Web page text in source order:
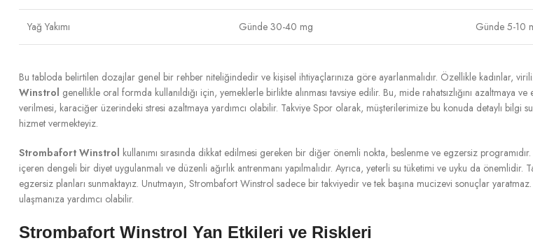
Yağ Yakımı Günde 30-40 mg Günde 5-10
Bu tabloda belirtilen dozajlar genel bir rehber niteliğindedir ve kişisel ihtiyaçlarınıza göre ayarlanmalıdır. Özellikle kadınlar,
Winstrol genellikle oral formda kullanıldığı için, yemeklerle birlikte alınması tavsiye edilir. Bu, mide rahatsızlığını azaltmaya
verilmesi, karaciğer üzerindeki stresi azaltmaya yardımcı olabilir. Takviye Spor olarak, müşterilerimize bu konuda detaylı
hizmet vermekteyiz.
Strombafort Winstrol kullanımı sırasında dikkat edilmesi gereken bir diğer önemli nokta, beslenme ve egzersiz
içeren dengeli bir diyet uygulanmalı ve düzenli ağırlık antrenmanı yapılmalıdır. Ayrıca, yeterli su tüketimi ve uyku da
egzersiz planları sunmaktayız. Unutmayın, Strombafort Winstrol sadece bir takviyedir ve tek başına mucizevi sonuçlar
ulaşmanıza yardımcı olabilir.
Strombafort Winstrol Yan Etkileri ve Riskleri